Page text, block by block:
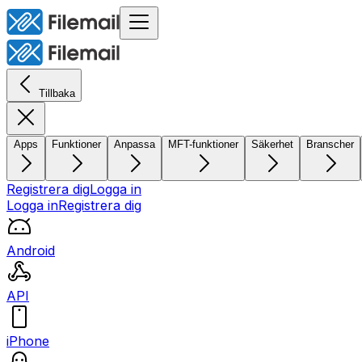
Tillbaka
Apps Funktioner Anpassa MFT-funktioner Säkerhet Branscher
Registrera digLogga in
Logga inRegistrera dig
Android
API
iPhone